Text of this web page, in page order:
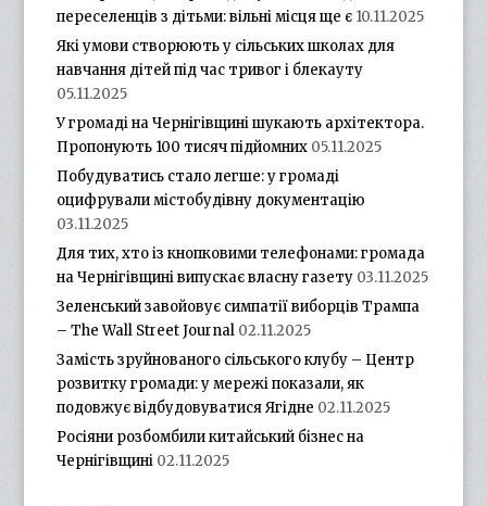
переселенців з дітьми: вільні місця ще є 10.11.2025
Які умови створюють у сільських школах для
навчання дітей під час тривог і блекауту
05.11.2025
У громаді на Чернігівщині шукають архітектора.
Пропонують 100 тисяч підйомних 05.11.2025
Побудуватись стало легше: у громаді
оцифрували містобудівну документацію
03.11.2025
Для тих, хто із кнопковими телефонами: громада
на Чернігівщині випускає власну газету 03.11.2025
Зеленський завойовує симпатії виборців Трампа
– The Wall Street Journal 02.11.2025
Замість зруйнованого сільського клубу – Центр
розвитку громади: у мережі показали, як
подовжує відбудовуватися Ягідне 02.11.2025
Росіяни розбомбили китайський бізнес на
Чернігівщині 02.11.2025